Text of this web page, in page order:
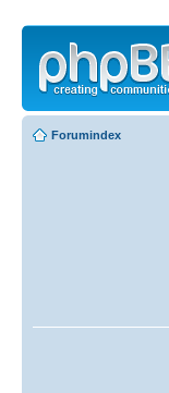
Forumindex